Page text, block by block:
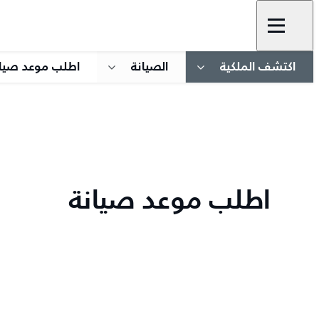
اكتشف الملكية الصيانة اطلب موعد
اطلب موعد صيانة